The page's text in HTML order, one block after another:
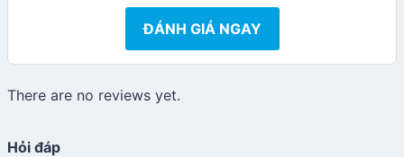
ĐÁNH GIÁ NGAY
There are no reviews yet.
Hỏi đáp